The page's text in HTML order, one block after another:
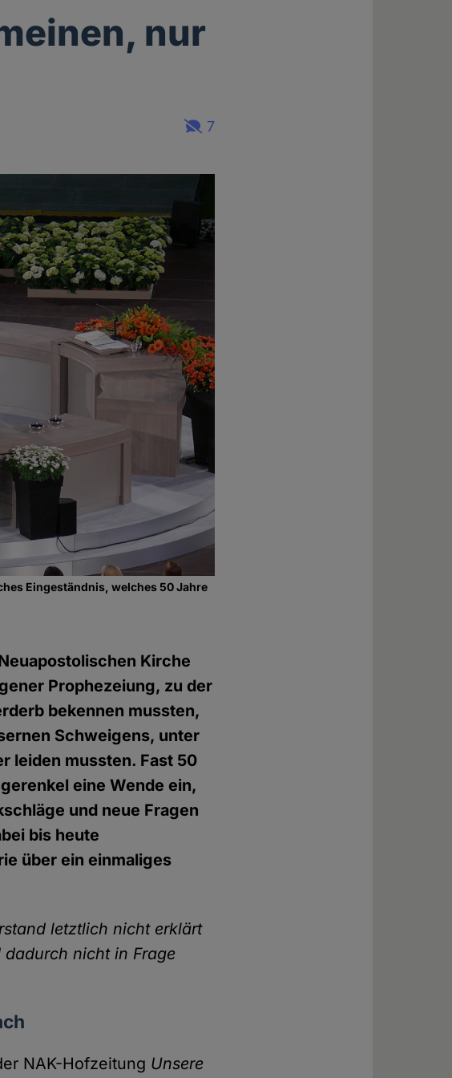
nur
7
Eingeständnis, welches 50 Jahre
Kirche
Prophezeiung, zu der
bekennen mussten,
Schweigens, unter
leiden mussten. Fast 50
eine Wende ein,
und neue Fragen
bis heute
über ein einmaliges
letztlich nicht erklärt
nicht in Frage
NAK-Hofzeitung Unsere